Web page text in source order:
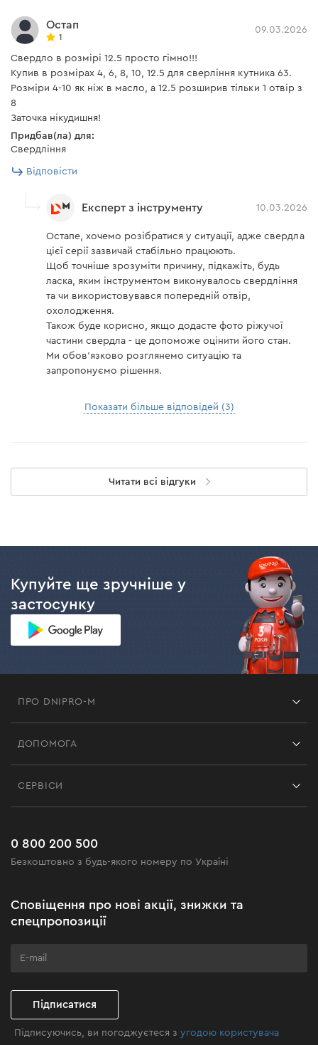
Остап
1
09.03.2026
Свердло в розмірі 12.5 просто гімно!!!
Купив в розмірах 4, 6, 8, 10, 12.5 для сверління кутника 63.
Розміри 4-10 як ніж в масло, а 12.5 розширив тільки 1 отвір з
8
Заточка нікудишня!
Придбав(ла) для:
Свердління
Відповісти
Експерт з інструменту 10.03.2026
Остапе, хочемо розібратися у ситуації, адже свердла
цієї серії зазвичай стабільно працюють.
Щоб точніше зрозуміти причину, підкажіть, будь
ласка, яким інструментом виконувалось свердління
та чи використовувався попередній отвір,
охолодження.
Також буде корисно, якщо додасте фото ріжучої
частини свердла - це допоможе оцінити його стан.
Ми обов’язково розглянемо ситуацію та
запропонуємо рішення.
Показати більше відповідей (3)
Читати всі відгуки
Купуйте ще зручніше у
застосунку
ПРО DNIPRO-M
Чорна п'ятниця
Клуб майстерності
ДОПОМОГА
Поширені запитання
СЕРВІСИ
0 800 200 500
Безкоштовно з будь-якого номеру по Україні
Сповіщення про нові акції, знижки та
спецпропозиції
Підписатися
Підписуючись, ви погоджуєтеся зугодою користувача